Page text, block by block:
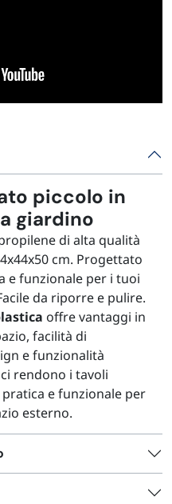
piccolo in
giardino
di alta qualità
cm. Progettato
e funzionale per i tuoi
da riporre e pulire.
offre vantaggi in
facilità di
e funzionalità
rendono i tavoli
e funzionale per
esterno.